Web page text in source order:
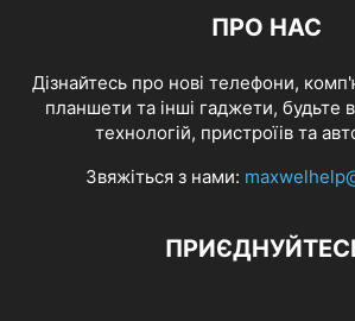
ПРО НАС
Дізнайтесь про нові телефони,
планшети та інші гаджети, будьте
технологій, пристроїів та
Звяжіться з нами: